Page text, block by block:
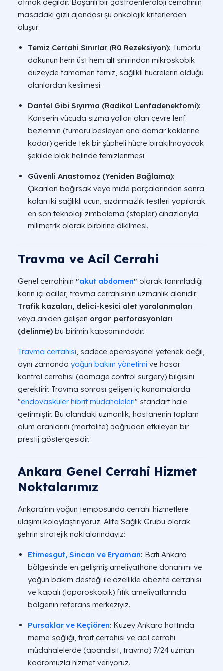
atmak değildir. Başarılı bir gastroenteroloji cerrahının
masadaki gizli ajandası şu onkolojik kriterlerden
oluşur:
Temiz Cerrahi Sınırlar (R0 Rezeksiyon): Tümörlü
dokunun hem üst hem alt sınırından mikroskobik
düzeyde tamamen temiz, sağlıklı hücrelerin olduğu
alanlardan kesilmesi.
Dantel Gibi Sıyırma (Radikal Lenfadenektomi):
Kanserin vücuda sızma yolları olan çevre lenf
bezlerinin (tümörü besleyen ana damar köklerine
kadar) geride tek bir şüpheli hücre bırakılmayacak
şekilde blok halinde temizlenmesi.
Güvenli Anastomoz (Yeniden Bağlama):
Çıkarılan bağırsak veya mide parçalarından sonra
kalan iki sağlıklı ucun, sızdırmazlık testleri yapılarak
en son teknoloji zımbalama (stapler) cihazlarıyla
milimetrik olarak birbirine dikilmesi.
Travma ve Acil Cerrahi
Genel cerrahinin "akut abdomen" olarak tanımladığı
karın içi aciller, travma cerrahisinin uzmanlık alanıdır.
Trafik kazaları, delici-kesici alet yaralanmaları
veya aniden gelişen organ perforasyonları
(delinme) bu birimin kapsamındadır.
Travma cerrahisi, sadece operasyonel yetenek değil,
aynı zamanda yoğun bakım yönetimi ve hasar
kontrol cerrahisi (damage control surgery) bilgisini
gerektirir. Travma sonrası gelişen iç kanamalarda
"endovasküler hibrit müdahaleleri" standart hale
getirmiştir. Bu alandaki uzmanlık, hastanenin toplam
ölüm oranlarını (mortalite) doğrudan etkileyen bir
prestij göstergesidir.
Ankara Genel Cerrahi Hizmet
Noktalarımız
Ankara'nın yoğun temposunda cerrahi hizmetlere
ulaşımı kolaylaştırıyoruz. Alife Sağlık Grubu olarak
şehrin stratejik noktalarındayız:
Etimesgut, Sincan ve Eryaman: Batı Ankara
bölgesinde en gelişmiş ameliyathane donanımı ve
yoğun bakım desteği ile özellikle obezite cerrahisi
ve kapalı (laparoskopik) fıtık ameliyatlarında
bölgenin referans merkeziyiz.
Pursaklar ve Keçiören: Kuzey Ankara hattında
meme sağlığı, tiroit cerrahisi ve acil cerrahi
müdahalelerde (apandisit, travma) 7/24 uzman
kadromuzla hizmet veriyoruz.